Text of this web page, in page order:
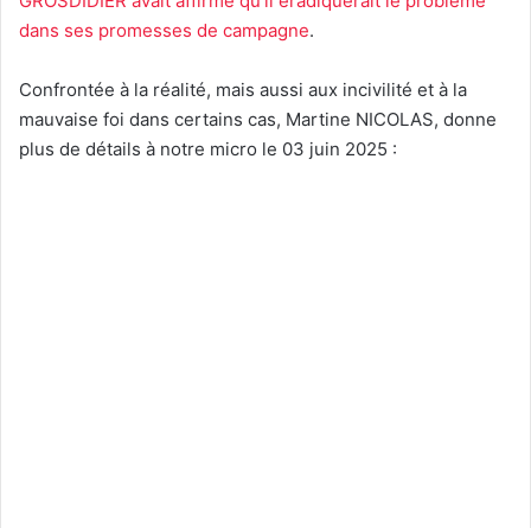
dans ses promesses de campagne.
Confrontée à la réalité, mais aussi aux incivilité et à la
mauvaise foi dans certains cas, Martine NICOLAS, donne
plus de détails à notre micro le 03 juin 2025 :